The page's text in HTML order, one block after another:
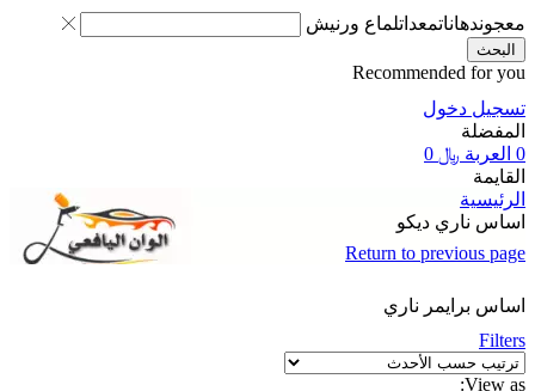
معداتلماع ورنيش
﷼0
ديكو
Return to
ناري